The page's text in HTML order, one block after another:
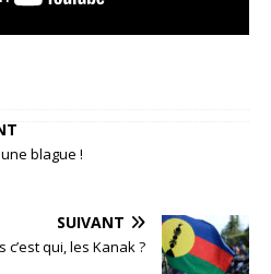
blague !
SUIVANT
c’est qui, les Kanak ?